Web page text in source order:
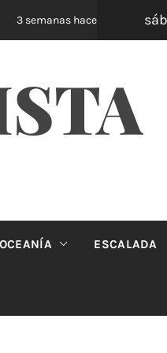
3 semanas hace Oveja
ESCALADA